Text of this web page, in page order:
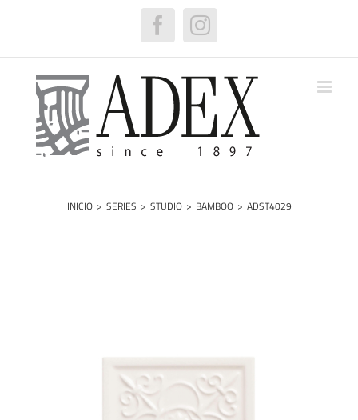
FacebookInstagram
INICIO > SERIES > STUDIO > BAMBOO > ADST4029